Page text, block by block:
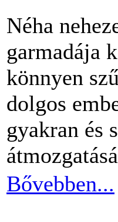
Néha
garmadája
könnyen
dolgos
gyakran és
Bővebben...